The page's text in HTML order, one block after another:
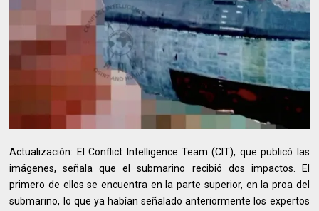
Actualización: El Conflict Intelligence Team (CIT), que publicó las
imágenes, señala que el submarino recibió dos impactos. El
primero de ellos se encuentra en la parte superior, en la proa del
submarino, lo que ya habían señalado anteriormente los expertos